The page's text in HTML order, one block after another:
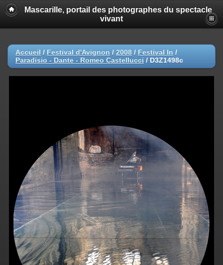
Mascarille, portail des photographes du spectacle
vivant
Accueil / Festival d'Avignon / 2008 / Festival In /
Paradisio - Dante - Romeo Castellucci / D3Z1498c